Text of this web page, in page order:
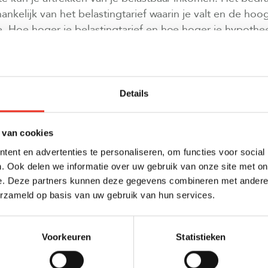
Details
cookies
en advertenties te personaliseren, om functies voor
Ook delen we informatie over uw gebruik van onze site met
Deze partners kunnen deze gegevens combineren met
op basis van uw gebruik van hun services.
Voorkeuren Statistieken
van het belastingtarief waarin je valt en de
Hoe hoger je belastingtarief en hoe hoger je
OP?
een hypotheek hebben afgesloten om je eigen
of te onderhouden. Ook moet je de hypotheek
30 jaar. Daarnaast mag de hypotheek niet hoger zijn
moet je de hypotheekrente daadwerkelijk betalen.
van hypotheekrenteaftrek is dat het je
belasting, waardoor je meer geld overhoudt